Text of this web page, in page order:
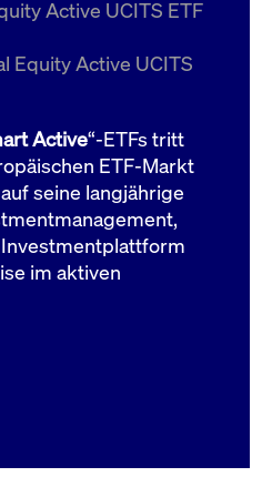
Active UCITS ETF
Equity Active UCITS
Active“-ETFs tritt
ETF-Markt
seine langjährige
im aktiven
boerse.com
Domain
bis